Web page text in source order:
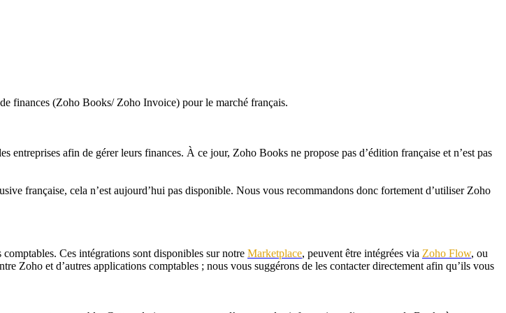
finances (Zoho Books/ Zoho Invoice) pour le marché français.
afin de gérer leurs finances. À ce jour, Zoho Books ne propose pas d’édition française et n’est pas
française, cela n’est aujourd’hui pas disponible. Nous vous recommandons donc fortement d’utiliser Zoho
Ces intégrations sont disponibles sur notre Marketplace, peuvent être intégrées via Zoho Flow, ou
Zoho et d’autres applications comptables ; nous vous suggérons de les contacter directement afin qu’ils vous